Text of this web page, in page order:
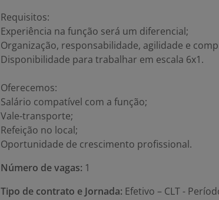
Requisitos:
Experiência na função será um diferencial;
Organização, responsabilidade, agilidade e
Disponibilidade para trabalhar em escala 6x1.
Oferecemos:
Salário compatível com a função;
Vale-transporte;
Refeição no local;
Oportunidade de crescimento profissional.
Número de vagas: 1
Tipo de contrato e Jornada: Efetivo – CLT -